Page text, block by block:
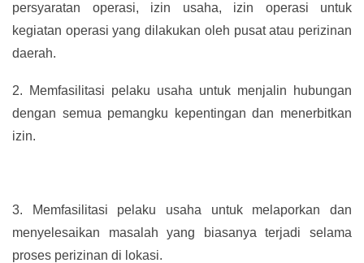
persyaratan operasi, izin usaha, izin operasi untuk
kegiatan operasi yang dilakukan oleh pusat atau perizinan
daerah.
2.
Memfasilitasi pelaku usaha untuk menjalin hubungan
dengan semua pemangku kepentingan dan menerbitkan
izin.
3.
Memfasilitasi pelaku usaha untuk melaporkan dan
menyelesaikan masalah yang biasanya terjadi selama
proses perizinan di lokasi.